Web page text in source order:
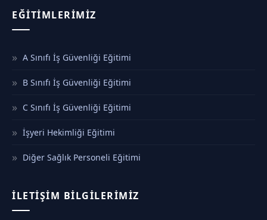
EĞITIMLERIMIZ
A Sınıfı İş Güvenliği Eğitimi
B Sınıfı İş Güvenliği Eğitimi
C Sınıfı İş Güvenliği Eğitimi
İşyeri Hekimliği Eğitimi
Diğer Sağlık Personeli Eğitimi
İLETIŞIM BILGILERIMIZ